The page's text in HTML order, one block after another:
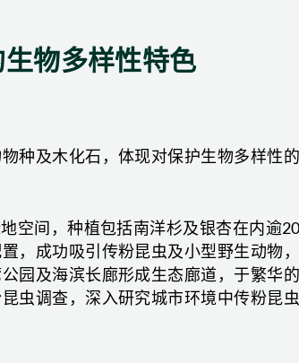
物多样性特色
种及木化石，体现对保护生物多样性
空间，种植包括南洋杉及银杏在内逾
，成功吸引传粉昆虫及小型野生动物
园及海滨长廊形成生态廊道，于繁华
虫调查，深入研究城市环境中传粉昆虫